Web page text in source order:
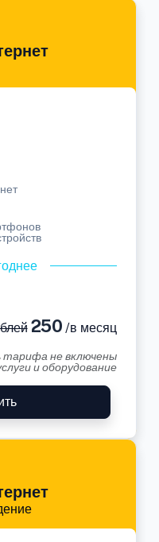
250 /в месяц
не включены
и оборудование